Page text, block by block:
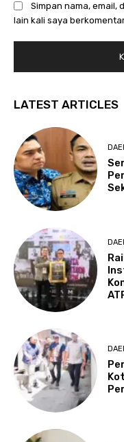
Simpan nama, email,
lain kali saya
LATEST ARTICLES